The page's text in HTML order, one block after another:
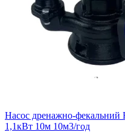
Насос дренажно-фекальний
1,1кВт 10м 10м3/год